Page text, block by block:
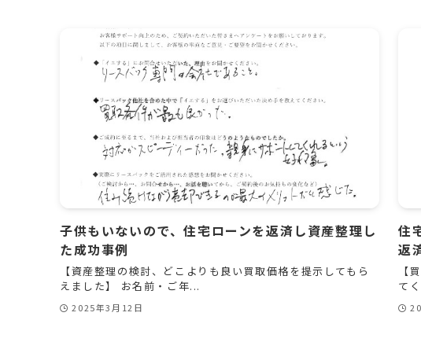
子供もいないので、住宅ローンを返済し資産整理し
た成功事例
【資産整理の検討、どこよりも良い買取価格を提示してもら
えました】 お名前・ご年...
2025年3月12日
住
返
【
て